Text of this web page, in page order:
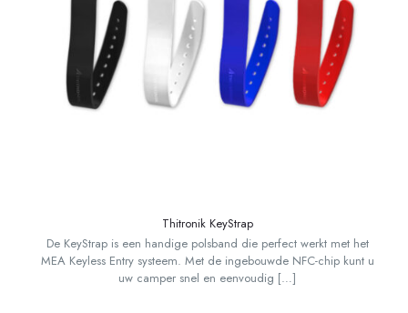
Thitronik KeyStrap
De KeyStrap is een handige polsband die perfect werkt met het
MEA Keyless Entry systeem. Met de ingebouwde NFC-chip kunt u
uw camper snel en eenvoudig […]